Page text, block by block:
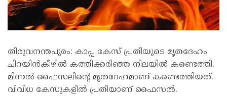
തിരുവനന്തപുരം: കാപ്പ കേസ് പ്രതിയുടെ മൃതദേഹം
ചിറയിൻകീഴിൽ കത്തിക്കരിഞ്ഞ നിലയിൽ കണ്ടെത്തി.
മിന്നൽ ഫൈസലിന്റെ മൃതദേഹമാണ് കണ്ടെത്തിയത്.
വിവിധ കേസുകളിൽ പ്രതിയാണ് ഫൈസൽ.